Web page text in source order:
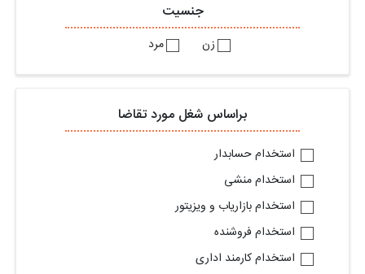
جنسیت
زن مرد
براساس شغل مورد تقاضا
استخدام حسابدار
استخدام منشی
استخدام بازاریاب و ویزیتور
استخدام فروشنده
استخدام کارمند اداری